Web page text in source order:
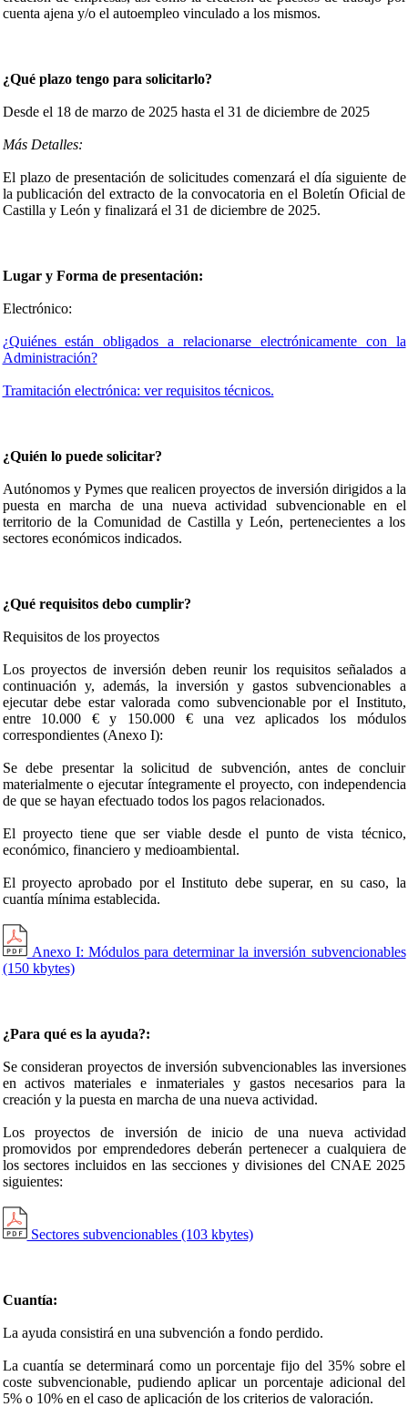
cuenta ajena y/o el autoempleo vinculado a los mismos.
¿Qué plazo tengo para solicitarlo?
Desde el 18 de marzo de 2025 hasta el 31 de diciembre de 2025
Más Detalles:
El plazo de presentación de solicitudes comenzará el día siguiente de
la publicación del extracto de la convocatoria en el Boletín Oficial de
Castilla y León y finalizará el 31 de diciembre de 2025.
Lugar y Forma de presentación:
Electrónico:
¿Quiénes están obligados a relacionarse electrónicamente con la
Administración?
Tramitación electrónica: ver requisitos técnicos.
¿Quién lo puede solicitar?
Autónomos y Pymes que realicen proyectos de inversión dirigidos a la
puesta en marcha de una nueva actividad subvencionable en el
territorio de la Comunidad de Castilla y León, pertenecientes a los
sectores económicos indicados.
¿Qué requisitos debo cumplir?
Requisitos de los proyectos
Los proyectos de inversión deben reunir los requisitos señalados a
continuación y, además, la inversión y gastos subvencionables a
ejecutar debe estar valorada como subvencionable por el Instituto,
entre 10.000 € y 150.000 € una vez aplicados los módulos
correspondientes (Anexo I):
Se debe presentar la solicitud de subvención, antes de concluir
materialmente o ejecutar íntegramente el proyecto, con independencia
de que se hayan efectuado todos los pagos relacionados.
El proyecto tiene que ser viable desde el punto de vista técnico,
económico, financiero y medioambiental.
El proyecto aprobado por el Instituto debe superar, en su caso, la
cuantía mínima establecida.
Anexo I: Módulos para determinar la inversión subvencionables
(150 kbytes)
¿Para qué es la ayuda?:
Se consideran proyectos de inversión subvencionables las inversiones
en activos materiales e inmateriales y gastos necesarios para la
creación y la puesta en marcha de una nueva actividad.
Los proyectos de inversión de inicio de una nueva actividad
promovidos por emprendedores deberán pertenecer a cualquiera de
los sectores incluidos en las secciones y divisiones del CNAE 2025
siguientes:
Sectores subvencionables (103 kbytes)
Cuantía:
La ayuda consistirá en una subvención a fondo perdido.
La cuantía se determinará como un porcentaje fijo del 35% sobre el
coste subvencionable, pudiendo aplicar un porcentaje adicional del
5% o 10% en el caso de aplicación de los criterios de valoración.